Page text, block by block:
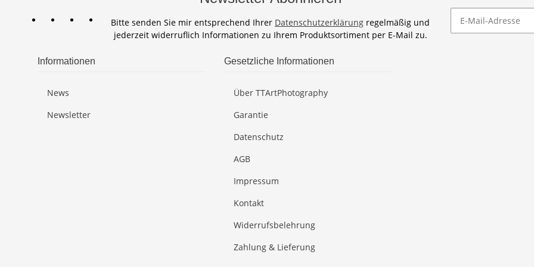
Bitte senden Sie mir entsprechend Ihrer Datenschutzerklärung regelmäßig und
jederzeit widerruflich Informationen zu Ihrem Produktsortiment per E-Mail zu.
Informationen
News
Newsletter
Gesetzliche Informationen
Über TTArtPhotography
Garantie
Datenschutz
AGB
Impressum
Kontakt
Widerrufsbelehrung
Zahlung & Lieferung